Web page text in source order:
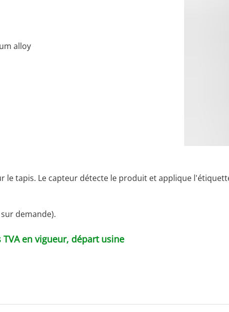
alloy
le tapis. Le capteur détecte le produit et applique
demande).
en vigueur, départ usine